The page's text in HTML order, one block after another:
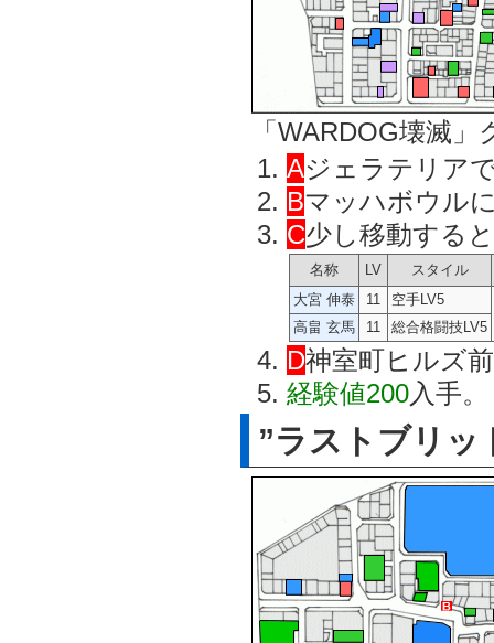
「WARDOG壊滅
Aジェラテリア
Bマッハボウル
C少し移動する
名称 LV
スタイル
大宮 伸泰
11
空手LV5
高畠 玄馬
11 総合格闘技LV5
D神室町ヒルズ
経験値200入手。
”ラストブリッ